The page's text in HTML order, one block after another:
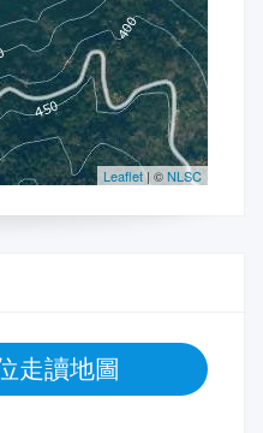
走讀地圖